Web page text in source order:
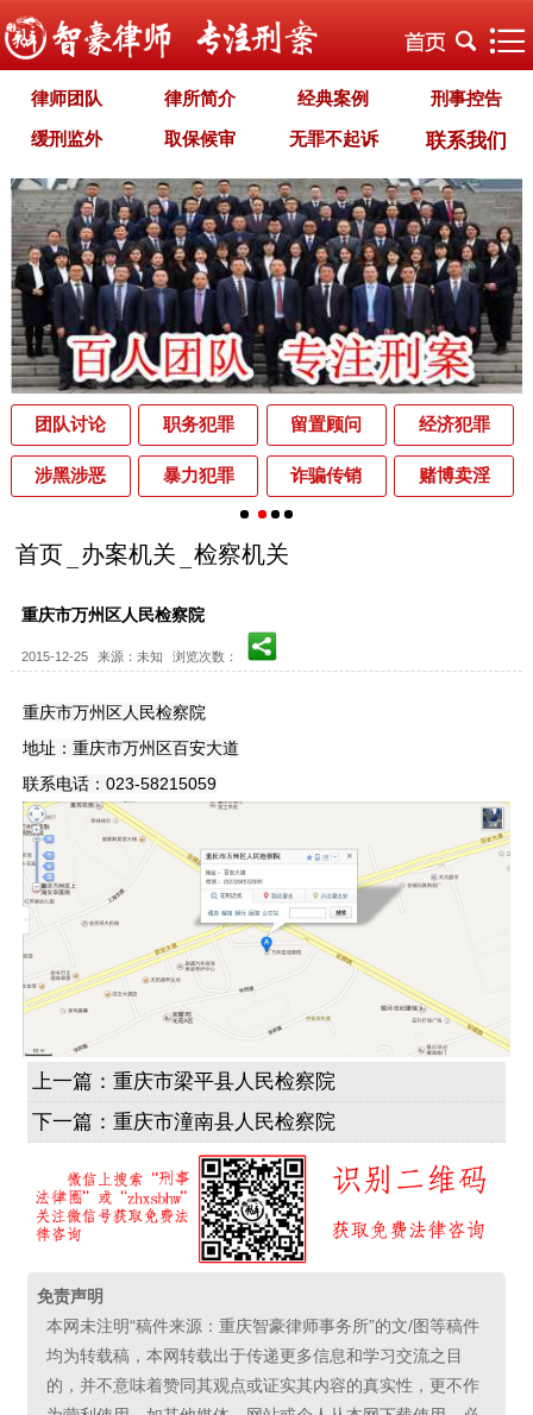
律师团队 律所简介 经典案例 刑事控告
缓刑监外 取保候审 无罪不起诉 联系我们
职务犯罪 经济犯罪 毒品犯罪 罪名专题
智豪文化 自首立功 首席律师致辞 智豪视野
刑罚种类 刑事法规 犯罪释义 刑事知识
法律援助 刑事资讯 刑事文书 案件动态
辩护词集 常见问题 办理中的案件 业务范围
为什么选择智豪 办案机关 中国法律讲堂 辨别伪专业
罪名解析库 网站地图
团队讨论 职务犯罪 留置顾问 经济犯罪
涉黑涉恶 暴力犯罪 诈骗传销 赌博卖淫
首页 办案机关 检察机关
重庆市万州区人民检察院
2015-12-25 来源：未知 浏览次数：
重庆市万州区人民检察院
地址：重庆市万州区百安大道
联系电话：023-58215059
上一篇：重庆市梁平县人民检察院
下一篇：重庆市潼南县人民检察院
免责声明
本网未注明“稿件来源：重庆智豪律师事务所”的文/图等稿件
均为转载稿，本网转载出于传递更多信息和学习交流之目
的，并不意味着赞同其观点或证实其内容的真实性，更不作